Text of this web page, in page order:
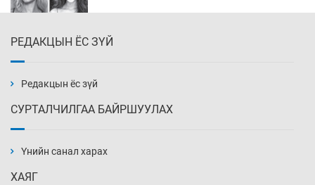
Уржигдар 14 цаг 00 мин
нэмэгджээ
РЕДАКЦЫН ЁС ЗҮЙ
Редакцын ёс зүй
СУРТАЛЧИЛГАА БАЙРШУУЛАХ
Үнийн санал харах
ХАЯГ